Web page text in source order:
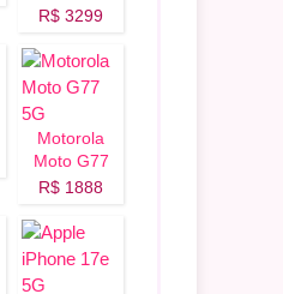
Fusion Plus
R$ 3299
Motorola
Moto G77
5G
R$ 1888